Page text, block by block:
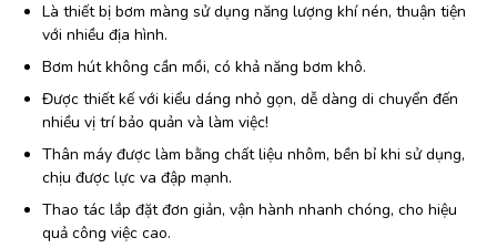
Là thiết bị bơm màng sử dụng năng lượng khí nén, thuận tiện
với nhiều địa hình.
Bơm hút không cần mồi, có khả năng bơm khô.
Được thiết kế với kiểu dáng nhỏ gọn, dễ dàng di chuyển đến
nhiều vị trí bảo quản và làm việc!
Thân máy được làm bằng chất liệu nhôm, bền bỉ khi sử dụng,
chịu được lực va đập mạnh.
Thao tác lắp đặt đơn giản, vận hành nhanh chóng, cho hiệu
quả công việc cao.